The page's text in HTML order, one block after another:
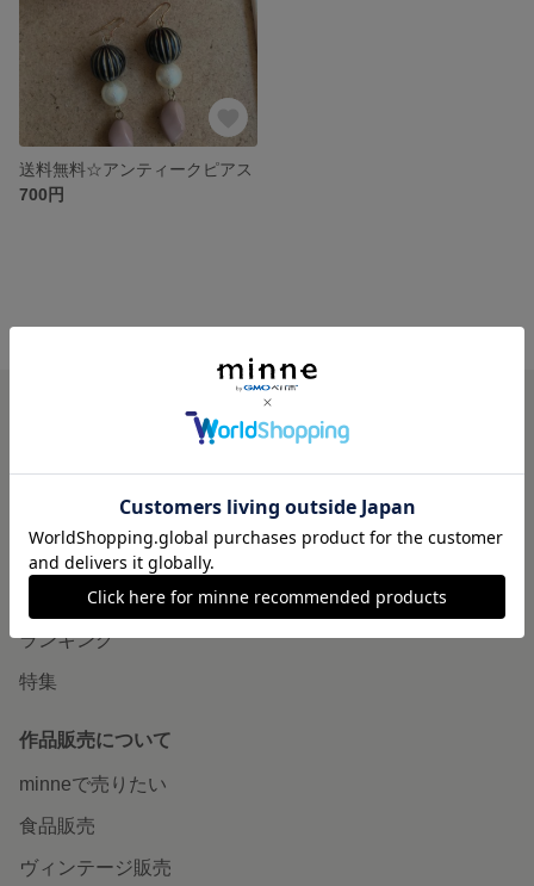
送料無料☆アンティークピアス
700円
minneについて
minneで買いたい
作品をさがす
ショップをさがす
ランキング
特集
作品販売について
minneで売りたい
食品販売
ヴィンテージ販売